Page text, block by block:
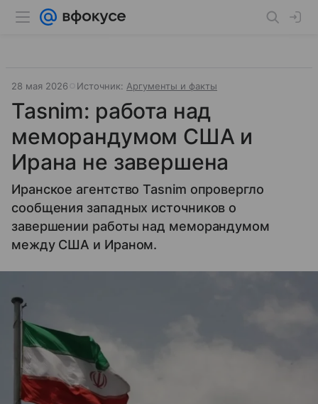
28 мая 2026 Источник: Аргументы и факты
Tasnim: работа над
меморандумом США и
Ирана не завершена
Иранское агентство Tasnim опровергло
сообщения западных источников о
завершении работы над меморандумом
между США и Ираном.